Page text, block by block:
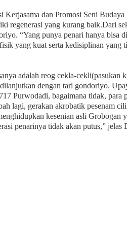
Kerjasama dan Promosi Seni
regenerasi yang kurang baik.Dari
“Yang punya penari hanya bisa
yang kuat serta kedisiplinan yang
adalah reog cekla-cekli(pasukan
dengan tari gondoriyo.
Purwodadi, bagaimana tidak, para
lagi, gerakan akrobatik pesenam
kesenian asli Grobogan
penarinya tidak akan putus,”